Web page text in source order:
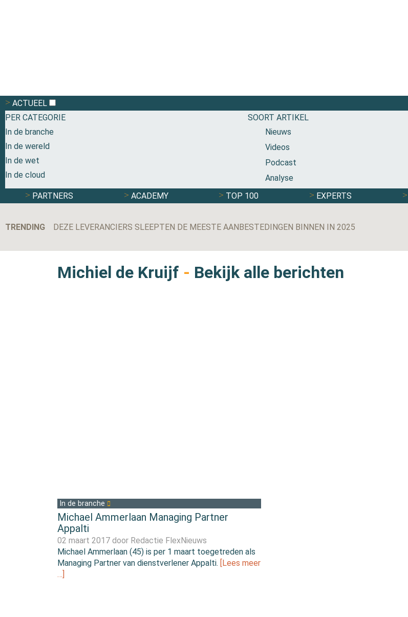
ACTUEEL
PER CATEGORIE
In de branche
In de wereld
In de wet
In de cloud
SOORT ARTIKEL
Nieuws
Videos
Podcast
Analyse
PARTNERS
ACADEMY TOP 100 EXPERTS
TRENDING DEZE LEVERANCIERS SLEEPTEN DE MEESTE AANBESTEDINGEN BINNEN IN 2025
Michiel de Kruijf - Bekijk alle berichten
In de branche
Michael Ammerlaan Managing Partner
Appalti
02 maart 2017 door Redactie FlexNieuws
Michael Ammerlaan (45) is per 1 maart toegetreden als
Managing Partner van dienstverlener Appalti. [Lees meer
…]